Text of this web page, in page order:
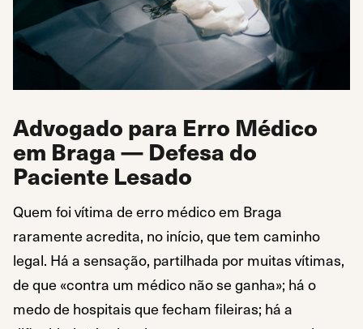
Advogado para Erro Médico
em Braga — Defesa do
Paciente Lesado
Quem foi vítima de erro médico em Braga
raramente acredita, no início, que tem caminho
legal. Há a sensação, partilhada por muitas vítimas,
de que «contra um médico não se ganha»; há o
medo de hospitais que fecham fileiras; há a